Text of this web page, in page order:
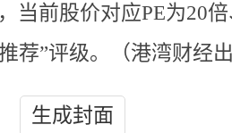
当前股价对应PE为20
荐”评级。（港湾财经
生成封面